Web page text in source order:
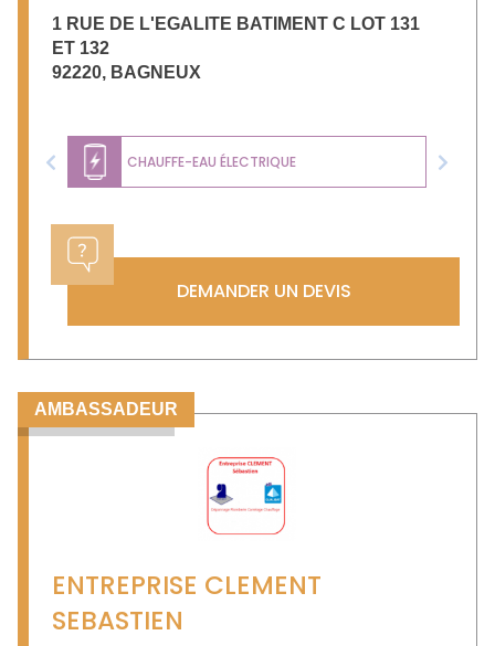
1 RUE DE L'EGALITE BATIMENT C LOT 131
ET 132
92220, BAGNEUX
CHAUFFE-EAU ÉLECTRIQUE
Previous Next
DEMANDER UN DEVIS
AMBASSADEUR
ENTREPRISE CLEMENT
SEBASTIEN